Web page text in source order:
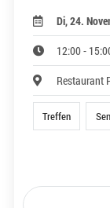
Di, 24.
12:00 -
Restaurant
Treffen